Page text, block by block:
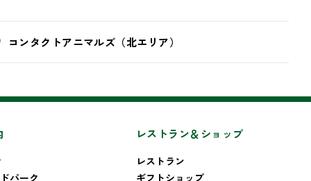
コンタクトアニマルズ（北エリア）
パーク
レストラン＆ショップ
レストラン
ギフトショップ